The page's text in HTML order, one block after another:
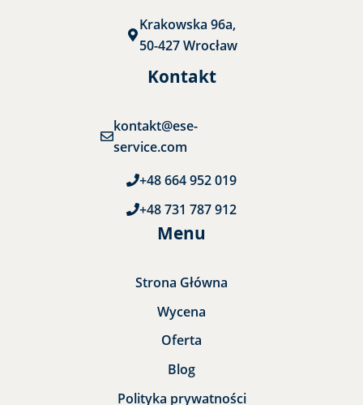
Krakowska 96a,
50-427 Wrocław
Kontakt
kontakt@ese-
service.com
+48 664 952 019
+48 731 787 912
Menu
Strona Główna
Wycena
Oferta
Blog
Polityka prywatności